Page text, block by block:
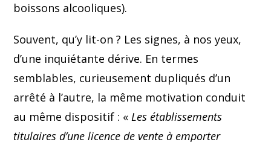
boissons alcooliques).
Souvent, qu’y lit-on ? Les signes, à nos yeux,
d’une inquiétante dérive. En termes
semblables, curieusement dupliqués d’un
arrêté à l’autre, la même motivation conduit
au même dispositif : «Les établissements
titulaires d’une licence de vente à emporter